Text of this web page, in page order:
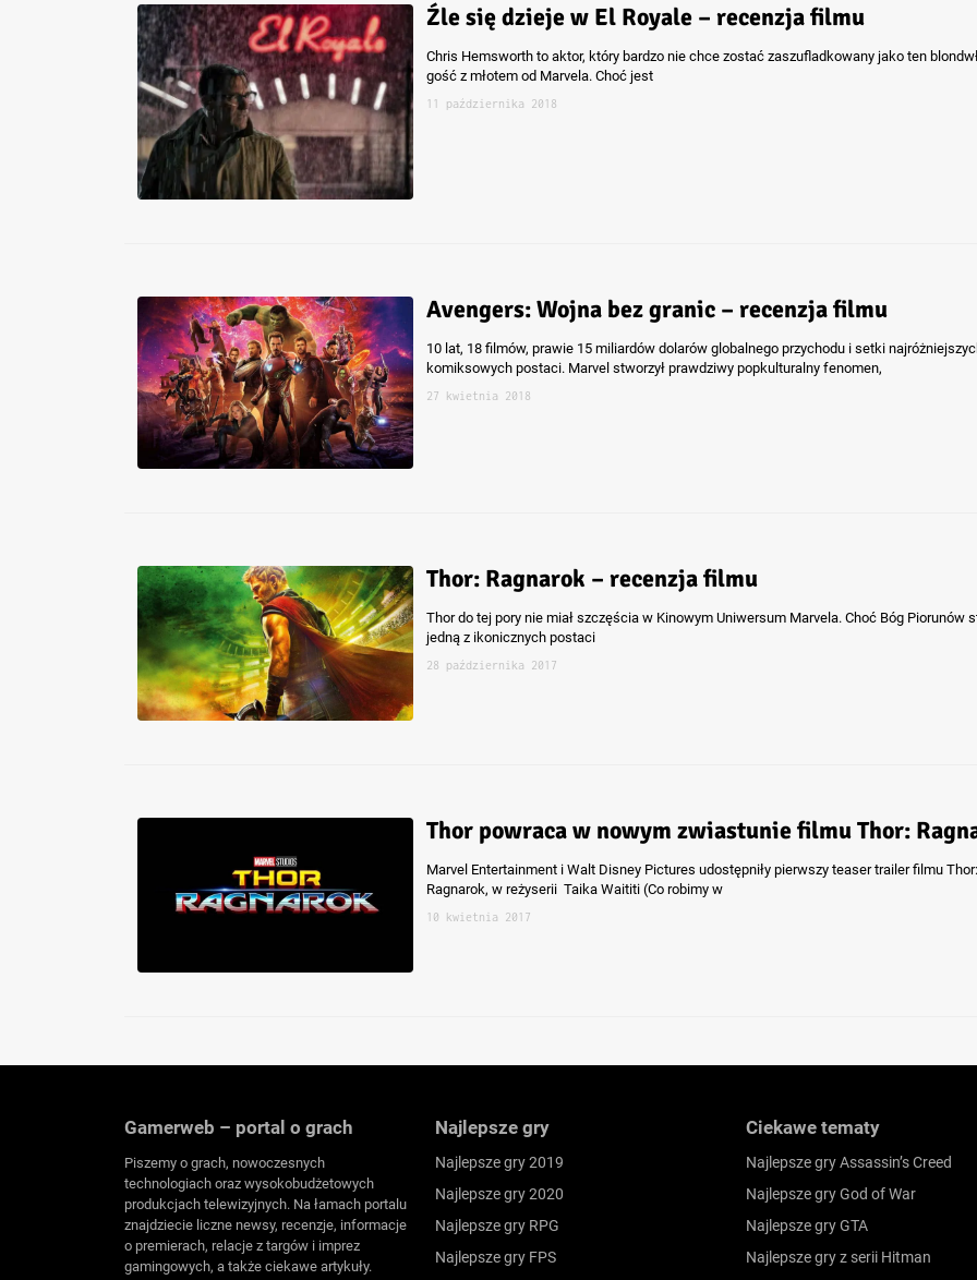
Źle się dzieje w El Royale – recenzja filmu
Chris Hemsworth to aktor, który bardzo nie chce zostać zaszufladkowany jako ten
gość z młotem od Marvela. Choć jest
11 października 2018
Avengers: Wojna bez granic – recenzja filmu
10 lat, 18 filmów, prawie 15 miliardów dolarów globalnego przychodu i setki
komiksowych postaci. Marvel stworzył prawdziwy popkulturalny fenomen,
27 kwietnia 2018
Thor: Ragnarok – recenzja filmu
Thor do tej pory nie miał szczęścia w Kinowym Uniwersum Marvela. Choć Bóg Piorunów
jedną z ikonicznych postaci
28 października 2017
Thor powraca w nowym zwiastunie filmu Thor:
Marvel Entertainment i Walt Disney Pictures udostępniły pierwszy teaser trailer filmu Thor:
Ragnarok, w reżyserii Taika Waititi (Co robimy w
10 kwietnia 2017
Gamerweb – portal o grach
Piszemy o grach, nowoczesnych
technologiach oraz wysokobudżetowych
produkcjach telewizyjnych. Na łamach portalu
znajdziecie liczne newsy, recenzje, informacje
o premierach, relacje z targów i imprez
gamingowych, a także ciekawe artykuły.
Najlepsze gry
Najlepsze gry 2019
Najlepsze gry 2020
Najlepsze gry RPG
Najlepsze gry FPS
Ciekawe tematy
Najlepsze gry Assassin’s Creed
Najlepsze gry God of War
Najlepsze gry GTA
Najlepsze gry z serii Hitman